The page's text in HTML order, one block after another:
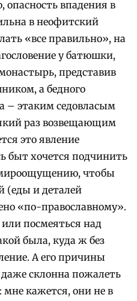
опасность впадения в
в неофитский
«все правильно», на
у батюшки,
представив
а бедного
– этаким седовласым
раз возвещающим
это явление
быт хочется подчинить
чтобы
(еды и деталей
«по-православному».
посмеяться над
была, куда ж без
А его причины
склонна пожалеть
мне кажется, они не в